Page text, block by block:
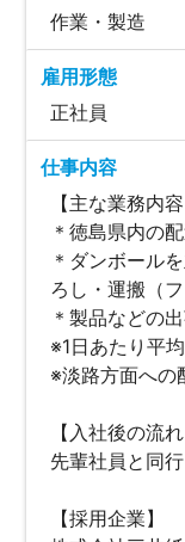
作業・製造
雇用形態
正社員
仕事内容
【主な業務内容
＊徳島県内の
＊ダンボール
ろし・運搬（
＊製品などの
※1日あたり平
※淡路方面への
【入社後の流れ
先輩社員と同
【採用企業】